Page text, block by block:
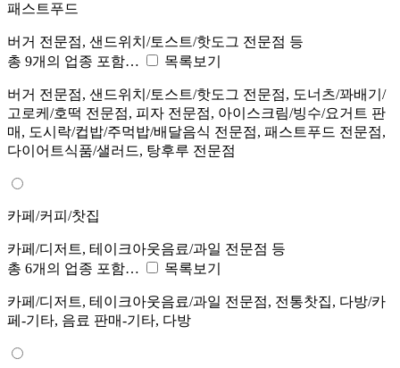
패스트푸드
버거 전문점, 샌드위치/토스트/핫도그 전문점 등
총 9개의 업종 포함…
목록보기
버거 전문점, 샌드위치/토스트/핫도그 전문점, 도너츠/꽈배기/
고로케/호떡 전문점, 피자 전문점, 아이스크림/빙수/요거트 판
매, 도시락/컵밥/주먹밥/배달음식 전문점, 패스트푸드 전문점,
다이어트식품/샐러드, 탕후루 전문점
카페/커피/찻집
카페/디저트, 테이크아웃음료/과일 전문점 등
총 6개의 업종 포함…
목록보기
카페/디저트, 테이크아웃음료/과일 전문점, 전통찻집, 다방/카
페-기타, 음료 판매-기타, 다방